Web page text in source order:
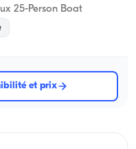
25-Person Boat
et prix